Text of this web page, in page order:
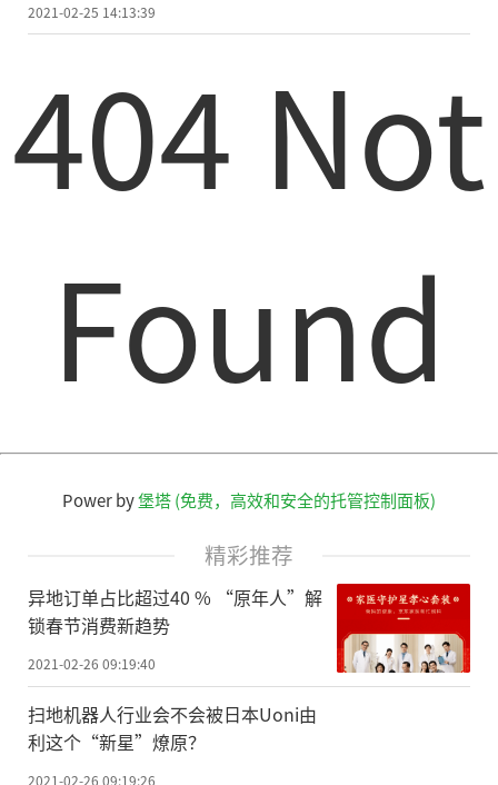
升，线性范围检测覆盖了0.50微克/升 - 100微
法的准确性和稳定性。
通过Vc化学还原将氧化石墨烯自组装成
三维石墨烯水凝胶(3DGA);利用3DGA的柔性
该项研究得到国家自然科学基金、国家
重点研发计划、国家大宗蔬菜产业技术体系
及中国农科院科技创新工程等项目资助和农
持。(记者 瞿 剑)
责任编辑：kj005
文章投诉热线:156 0057 2229 投诉邮箱:29132
2021-02-25 14:13:39
404 Not
Found
Power by堡塔 (免费，高效和安全的托管控制面板)
精彩推荐
异地订单占比超过40 % “原年人”解
锁春节消费新趋势
2021-02-26 09:19:40
扫地机器人行业会不会被日本Uoni由
利这个“新星”燎原？
2021-02-26 09:19:26